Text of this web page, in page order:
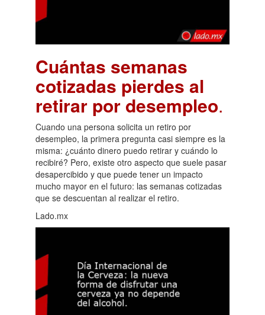
Cuántas semanas
cotizadas pierdes al
retirar por desempleo.
Cuando una persona solicita un retiro por
desempleo, la primera pregunta casi siempre es la
misma: ¿cuánto dinero puedo retirar y cuándo lo
recibiré? Pero, existe otro aspecto que suele pasar
desapercibido y que puede tener un impacto
mucho mayor en el futuro: las semanas cotizadas
que se descuentan al realizar el retiro.
Lado.mx